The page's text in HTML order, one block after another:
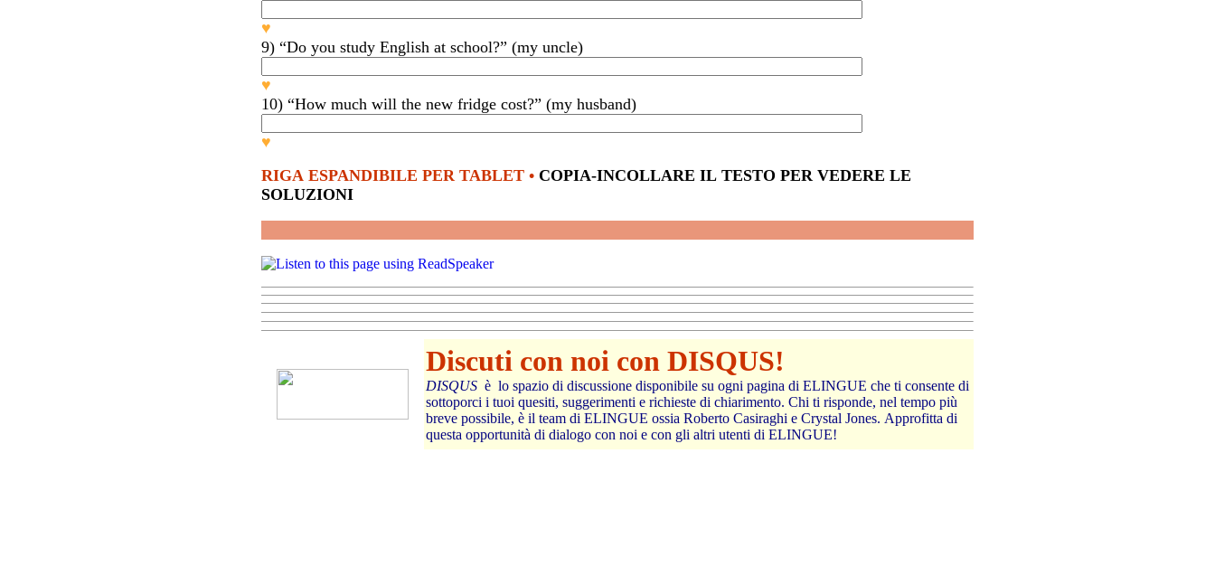
♥
9) “Do you study English at school?” (my uncle)
♥
10) “How much will the new fridge cost?” (my husband)
♥
RIGA ESPANDIBILE PER TABLET • COPIA-INCOLLARE IL TESTO PER VEDERE LE
SOLUZIONI
Discuti con noi con DISQUS!
DISQUS è lo spazio di discussione disponibile su ogni pagina di ELINGUE che ti consente di
sottoporci i tuoi quesiti, suggerimenti e richieste di chiarimento. Chi ti risponde, nel tempo più
breve possibile, è il team di ELINGUE ossia Roberto Casiraghi e Crystal Jones. Approfitta di
questa opportunità di dialogo con noi e con gli altri utenti di ELINGUE!